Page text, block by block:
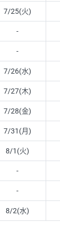
7/25(火)
-
-
7/26(水)
7/27(木)
7/28(金)
7/31(月)
8/1(火)
-
-
8/2(水)